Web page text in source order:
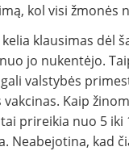
kol visi žmonės
klausimas dėl
jo nukentėjo.
valstybės
Kaip
prireikia nuo 5 iki
Neabejotina, kad